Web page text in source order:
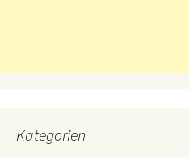
Kategorien